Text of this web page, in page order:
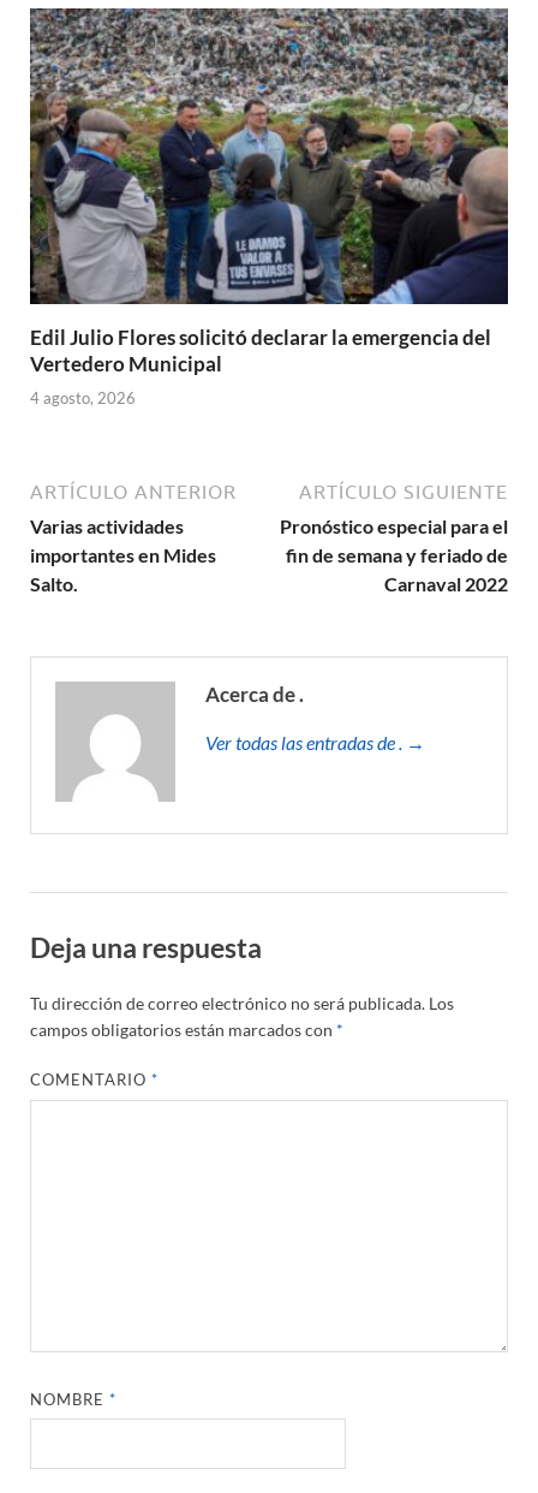
Edil Julio Flores solicitó declarar la emergencia del
Vertedero Municipal
4 agosto, 2026
ARTÍCULO ANTERIOR
Varias actividades
importantes en Mides
Salto.
ARTÍCULO SIGUIENTE
Pronóstico especial para el
fin de semana y feriado de
Carnaval 2022
Acerca de .
Ver todas las entradas de . →
Deja una respuesta
Tu dirección de correo electrónico no será publicada. Los
campos obligatorios están marcados con *
COMENTARIO*
NOMBRE*